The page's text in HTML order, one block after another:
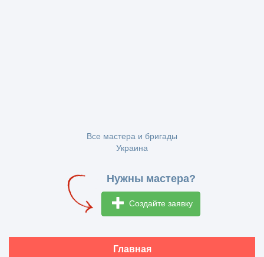
Все мастера и бригады
Украина
Нужны мастера?
Создайте заявку
Главная